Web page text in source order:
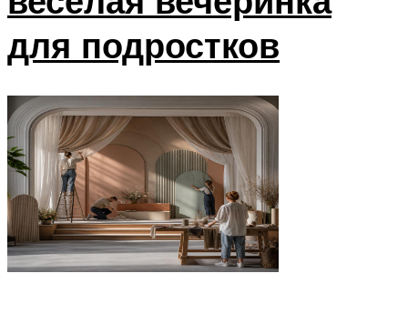
для подростков